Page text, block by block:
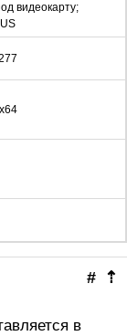
видеокарту;
⇡
#
в